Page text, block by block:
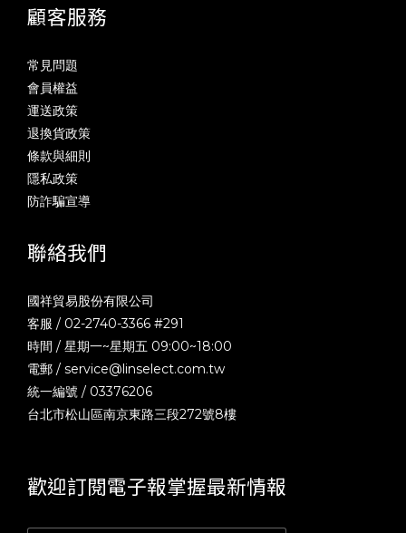
顧客服務
常見問題
會員權益
運送政策
退換貨政策
條款與細則
隱私政策
防詐騙宣導
聯絡我們
國祥貿易股份有限公司
客服 / 02-2740-3366 #291
時間 / 星期一~星期五 09:00~18:00
電郵 / service@linselect.com.tw
統一編號 / 03376206
台北市松山區南京東路三段272號8樓
歡迎訂閱電子報掌握最新情報